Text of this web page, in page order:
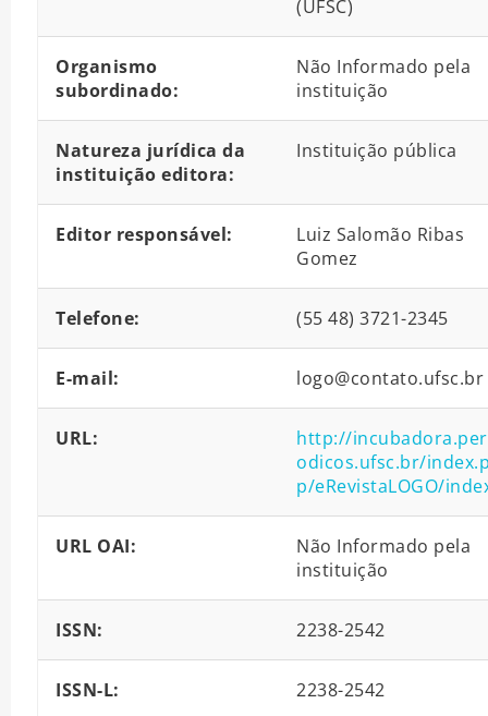
(UFSC)
Organismo
subordinado:
Não Informado pela
instituição
Natureza jurídica da
instituição editora:
Instituição pública
Editor responsável:
Luiz Salomão Ribas
Gomez
Telefone: (55 48) 3721-2345
E-mail: logo@contato.ufsc.br
URL:
http://
odicos.ufsc.br/
p/eRevistaLOGO/
URL OAI:
Não Informado pela
instituição
ISSN: 2238-2542
ISSN-L: 2238-2542